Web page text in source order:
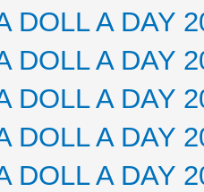
DOLL A DAY
DOLL A DAY
DOLL A DAY
DOLL A DAY
DOLL A DAY